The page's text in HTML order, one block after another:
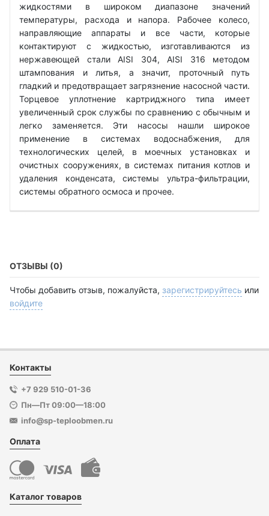
жидкостями в широком диапазоне значений
температуры, расхода и напора. Рабочее колесо,
направляющие аппараты и все части, которые
контактируют с жидкостью, изготавливаются из
нержавеющей стали AISI 304, AISI 316 методом
штампования и литья, а значит, проточный путь
гладкий и предотвращает загрязнение насосной части.
Торцевое уплотнение картриджного типа имеет
увеличенный срок службы по сравнению с обычным и
легко заменяется. Эти насосы нашли широкое
применение в системах водоснабжения, для
технологических целей, в моечных установках и
очистных сооружениях, в системах питания котлов и
удаления конденсата, системы ультра-фильтрации,
системы обратного осмоса и прочее.
ОТЗЫВЫ (0)
Чтобы добавить отзыв, пожалуйста, зарегистрируйтесь или
войдите
Контакты
+7 929 510-01-36
Пн—Пт 09:00—18:00
info@sp-teploobmen.ru
Оплата
Каталог товаров